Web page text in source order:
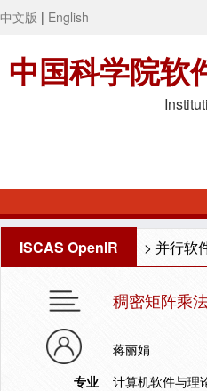
中文版 | English
中国科学院软
ISCAS OpenIR > 并行软
稠密矩阵乘
蒋丽娟
专业
计算机软件与理